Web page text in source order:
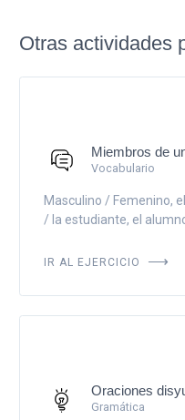
Otras actividades
Miembros de
Vocabulario
Masculino / Femenino,
/ la estudiante, el alumno
IR AL EJERCICIO
Oraciones
Gramática